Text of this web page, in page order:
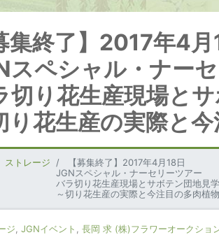
集終了】2017年4月
スペシャル・ナー
切り花生産現場と
り花生産の実際と
ストレージ
【募集終了】2017年4月18日
JGNスペシャル・ナーセリーツアー
バラ切り花生産現場とサボテン団地見
～切り花生産の実際と今注目の多肉植
ジ JGNイベント 長岡 求 (株)フラワーオークショ